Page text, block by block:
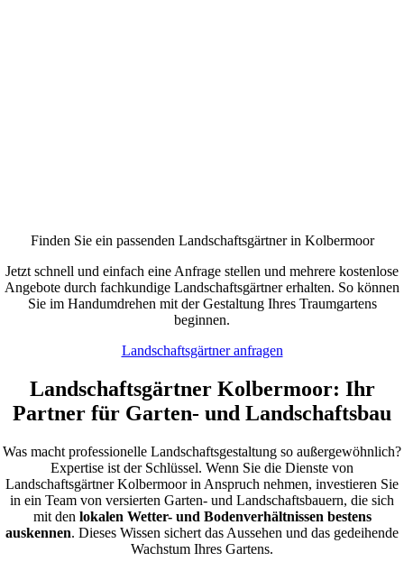
Finden Sie ein passenden Landschaftsgärtner in Kolbermoor
Jetzt schnell und einfach eine Anfrage stellen und mehrere kostenlose
Angebote durch fachkundige Landschaftsgärtner erhalten. So können
Sie im Handumdrehen mit der Gestaltung Ihres Traumgartens
beginnen.
Landschaftsgärtner anfragen
Landschaftsgärtner Kolbermoor: Ihr
Partner für Garten- und Landschaftsbau
Was macht professionelle Landschaftsgestaltung so außergewöhnlich?
Expertise ist der Schlüssel. Wenn Sie die Dienste von
Landschaftsgärtner Kolbermoor in Anspruch nehmen, investieren Sie
in ein Team von versierten Garten- und Landschaftsbauern, die sich
mit den lokalen Wetter- und Bodenverhältnissen bestens
auskennen. Dieses Wissen sichert das Aussehen und das gedeihende
Wachstum Ihres Gartens.